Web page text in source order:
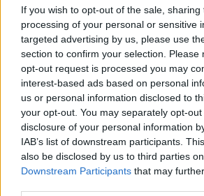
If you wish to opt-out of the sale,
processing of your personal or sensitive
targeted advertising by us, please use
section to confirm your selection. Please
opt-out request is processed you may
interest-based ads based on personal
us or personal information disclosed to
your opt-out. You may separately opt-
disclosure of your personal information
IAB’s list of downstream participants.
also be disclosed by us to third parties
Downstream Participants that may
Staff